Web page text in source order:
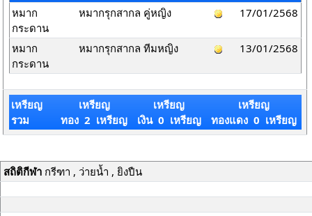
หมาก
กระดาน
หมากรุกสากล คู่หญิง 17/01/2568
หมาก
กระดาน
หมากรุกสากล ทีมหญิง 13/01/2568
เหรียญ
รวม
เหรียญ
ทอง 2 เหรียญ
เหรียญ
เงิน 0 เหรียญ
เหรียญ
ทองแดง 0 เหรียญ
สถิติกีฬากรีฑา , ว่ายน้ำ , ยิงปืน